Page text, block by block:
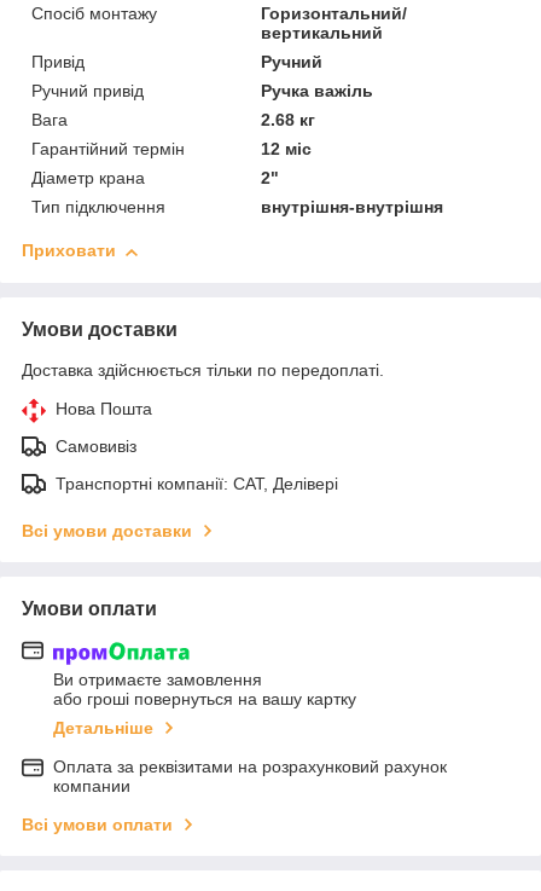
Спосіб монтажу
Горизонтальний/
вертикальний
Привід
Ручний
Ручний привід
Ручка важіль
Вага
2.68 кг
Гарантійний термін
12 міс
Діаметр крана
2"
Тип підключення
внутрішня-внутрішня
Приховати
Умови доставки
Доставка здійснюється тільки по передоплаті.
Нова Пошта
Самовивіз
Транспортні компанії: САТ, Делівері
Всі умови доставки
Умови оплати
Ви отримаєте замовлення
або гроші повернуться на вашу картку
Детальніше
Оплата за реквізитами на розрахунковий рахунок
компании
Всі умови оплати